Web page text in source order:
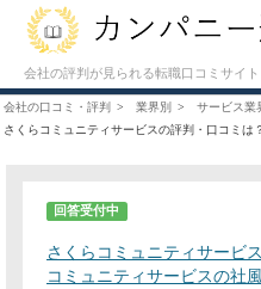
会社の評判が見られる転職口コミサイト
会社の口コミ・評判 業界別 サービス業
さくらコミュニティサービスの評判・口コミは
回答受付中
さくらコミュニティサービ
コミュニティサービスの社